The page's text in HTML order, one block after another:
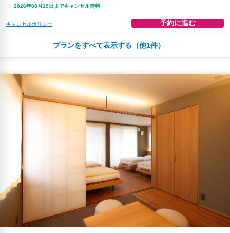
2026年08月19日までキャンセル無料
キャンセルポリシー 予約に進む
飲料水
税・サービス料 ￥3,768含む
71ポイント
2026年08月23日までキャンセル無料
キャンセルポリシー 予約に進む
プランをすべて表示する（他1件）